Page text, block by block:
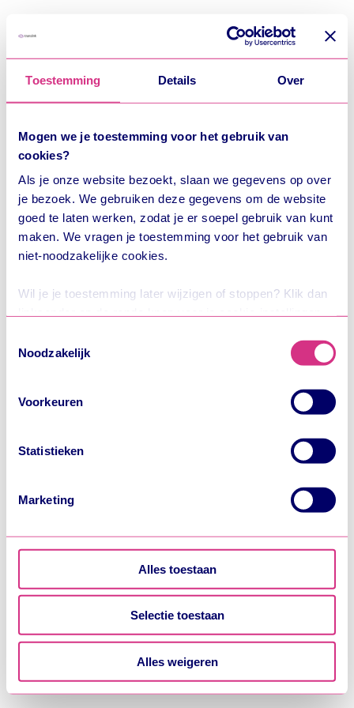
Toestemming Details Over
Mogen we je toestemming voor het gebruik van
cookies?
Als je onze website bezoekt, slaan we gegevens op over
je bezoek. We gebruiken deze gegevens om de website
goed te laten werken, zodat je er soepel gebruik van kunt
maken. We vragen je toestemming voor het gebruik van
niet-noodzakelijke cookies.
Wil je je toestemming later wijzigen of stoppen? Klik dan
chipkaart en OVpay. In onze
lees je
hoe we omgaan met je persoonlijke gegevens. Hier lees
je ook meer over wie we zijn en hoe je contact kunt
opnemen.
die uw gegevens
Noodzakelijk
Voorkeuren
Statistieken
Marketing
Alles toestaan
Selectie toestaan
Alles weigeren